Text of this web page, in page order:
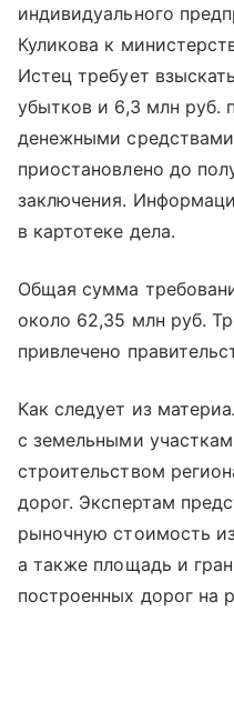
индивидуального
Куликова к
Истец требует
убытков и 6,3 млн руб.
денежными
приостановлено до
заключения.
в картотеке дела.
Общая сумма
около 62,35 млн руб.
привлечено
Как следует из
с земельными
строительством
дорог. Экспертам
рыночную стоимость
а также площадь и
построенных дорог на